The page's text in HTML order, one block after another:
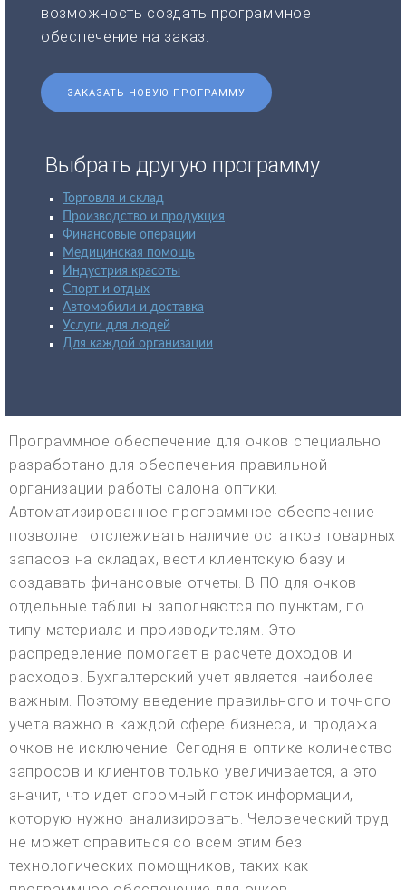
возможность создать программное
обеспечение на заказ.
ЗАКАЗАТЬ НОВУЮ ПРОГРАММУ
Выбрать другую программу
Торговля и склад
Производство и продукция
Финансовые операции
Медицинская помощь
Индустрия красоты
Спорт и отдых
Автомобили и доставка
Услуги для людей
Для каждой организации
Программное обеспечение для очков специально
разработано для обеспечения правильной
организации работы салона оптики.
Автоматизированное программное обеспечение
позволяет отслеживать наличие остатков товарных
запасов на складах, вести клиентскую базу и
создавать финансовые отчеты. В ПО для очков
отдельные таблицы заполняются по пунктам, по
типу материала и производителям. Это
распределение помогает в расчете доходов и
расходов. Бухгалтерский учет является наиболее
важным. Поэтому введение правильного и точного
учета важно в каждой сфере бизнеса, и продажа
очков не исключение. Сегодня в оптике количество
запросов и клиентов только увеличивается, а это
значит, что идет огромный поток информации,
которую нужно анализировать. Человеческий труд
не может справиться со всем этим без
технологических помощников, таких как